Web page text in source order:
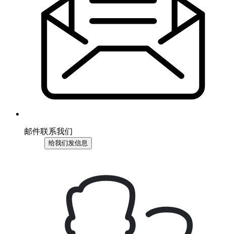
邮件联系我们
给我们发信息